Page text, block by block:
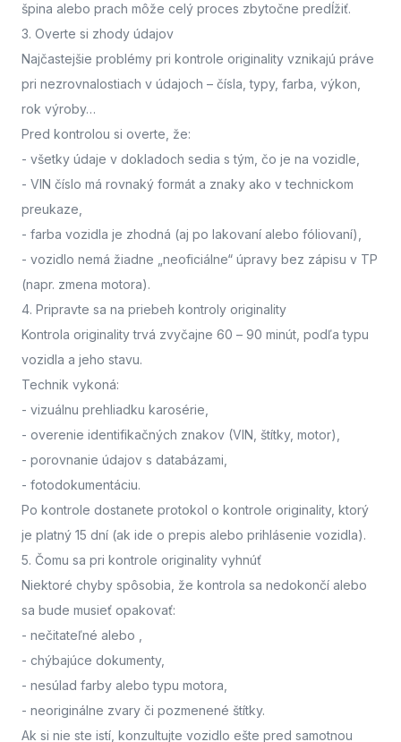
špina alebo prach môže celý proces zbytočne predĺžiť.
3. Overte si zhody údajov
Najčastejšie problémy pri kontrole originality vznikajú práve
pri nezrovnalostiach v údajoch – čísla, typy, farba, výkon,
rok výroby…
Pred kontrolou si overte, že:
- všetky údaje v dokladoch sedia s tým, čo je na vozidle,
- VIN číslo má rovnaký formát a znaky ako v technickom
preukaze,
- farba vozidla je zhodná (aj po lakovaní alebo fóliovaní),
- vozidlo nemá žiadne „neoficiálne“ úpravy bez zápisu v TP
(napr. zmena motora).
4. Pripravte sa na priebeh kontroly originality
Kontrola originality trvá zvyčajne 60 – 90 minút , podľa typu
vozidla a jeho stavu.
Technik vykoná:
- vizuálnu prehliadku karosérie,
- overenie identifikačných znakov (VIN, štítky, motor),
- porovnanie údajov s databázami,
- fotodokumentáciu.
Po kontrole dostanete protokol o kontrole originality, ktorý
je platný 15 dní (ak ide o prepis alebo prihlásenie vozidla).
5. Čomu sa pri kontrole originality vyhnúť
Niektoré chyby spôsobia, že kontrola sa nedokončí alebo
sa bude musieť opakovať:
- nečitateľné alebo
- chýbajúce dokumenty,
- nesúlad farby alebo typu motora,
- neoriginálne zvary či pozmenené štítky.
Ak si nie ste istí, konzultujte vozidlo ešte pred samotnou